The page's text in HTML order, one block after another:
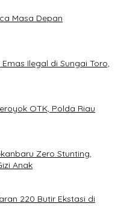
Masa Depan
Ilegal di Sungai Toro,
OTK, Polda Riau
Zero Stunting,
Anak
220 Butir Ekstasi di